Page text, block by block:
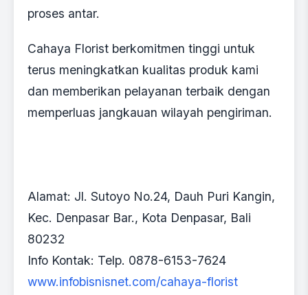
proses antar.
Cahaya Florist berkomitmen tinggi untuk
terus meningkatkan kualitas produk kami
dan memberikan pelayanan terbaik dengan
memperluas jangkauan wilayah pengiriman.
Alamat: Jl. Sutoyo No.24, Dauh Puri Kangin,
Kec. Denpasar Bar., Kota Denpasar, Bali
80232
Info Kontak: Telp. 0878-6153-7624
www.infobisnisnet.com/cahaya-florist